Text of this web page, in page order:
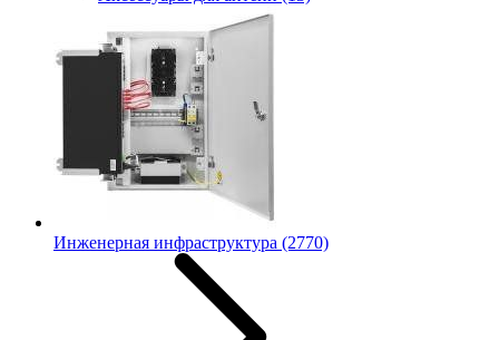
Инженерная инфраструктура (2770)